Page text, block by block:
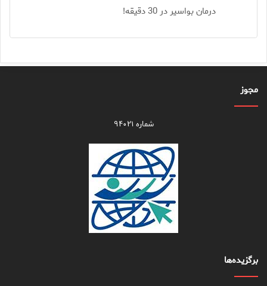
درمان بواسیر در 30 دقیقه!
مجوز
شماره ۹۴۰۲۱
برگزیده‌ها